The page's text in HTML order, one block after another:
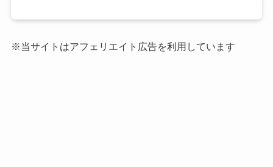
※当サイトはアフェリエイト広告を利用しています